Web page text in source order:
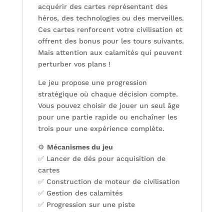
acquérir des cartes représentant des
héros, des technologies ou des merveilles.
Ces cartes renforcent votre civilisation et
offrent des bonus pour les tours suivants.
Mais attention aux calamités qui peuvent
perturber vos plans !
Le jeu propose une progression
stratégique où chaque décision compte.
Vous pouvez choisir de jouer un seul âge
pour une partie rapide ou enchaîner les
trois pour une expérience complète.
⚙️ Mécanismes du jeu
✅ Lancer de dés pour acquisition de
cartes
✅ Construction de moteur de civilisation
✅ Gestion des calamités
✅ Progression sur une piste